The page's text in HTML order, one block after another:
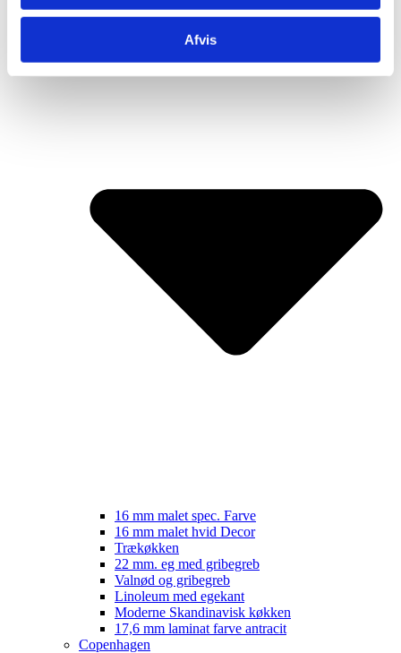
Afvis
16 mm malet spec. Farve
16 mm malet hvid Decor
Trækøkken
22 mm. eg med gribegreb
Valnød og gribegreb
Linoleum med egekant
Moderne Skandinavisk køkken
17,6 mm laminat farve antracit
Copenhagen